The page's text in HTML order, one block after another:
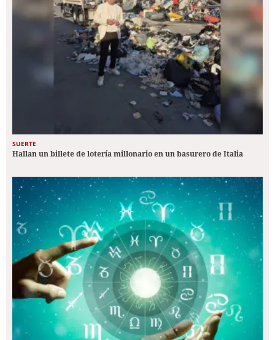
SUERTE
Hallan un billete de lotería millonario en un basurero de Italia